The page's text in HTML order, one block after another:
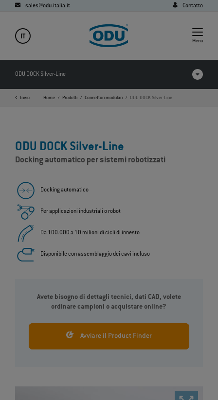
sales@odu-italia.it Contatto
IT
Menu
ODU DOCK Silver-Line
Prodotti a confronto
Download
FAQ
Invio Home Prodotti Connettori modulari ODU DOCK Silver-Line
ODU DOCK Silver-Line
Docking automatico per sistemi robotizzati
Docking automatico
Per applicazioni industriali o robot
Da 100.000 a 10 milioni di cicli di innesto
Disponibile con assemblaggio dei cavi incluso
Avete bisogno di dettagli tecnici, dati CAD, volete
ordinare campioni o acquistare online?
Avviare il Product Finder